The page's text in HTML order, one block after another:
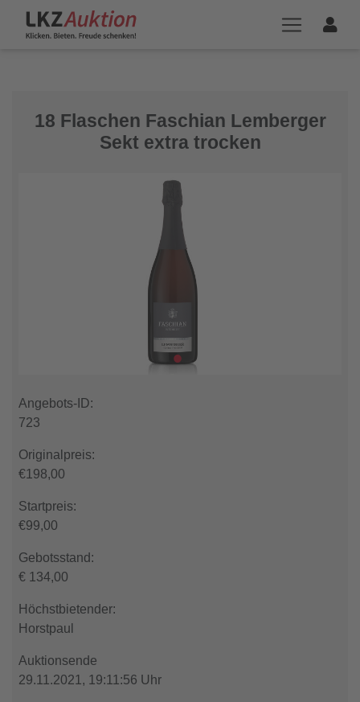
18 Flaschen Faschian Lemberger
Sekt extra trocken
1
Angebots-ID:
723
Originalpreis:
€198,00
Startpreis:
€99,00
Gebotsstand:
€ 134,00
Höchstbietender:
Horstpaul
Auktionsende
29.11.2021, 19:11:56 Uhr